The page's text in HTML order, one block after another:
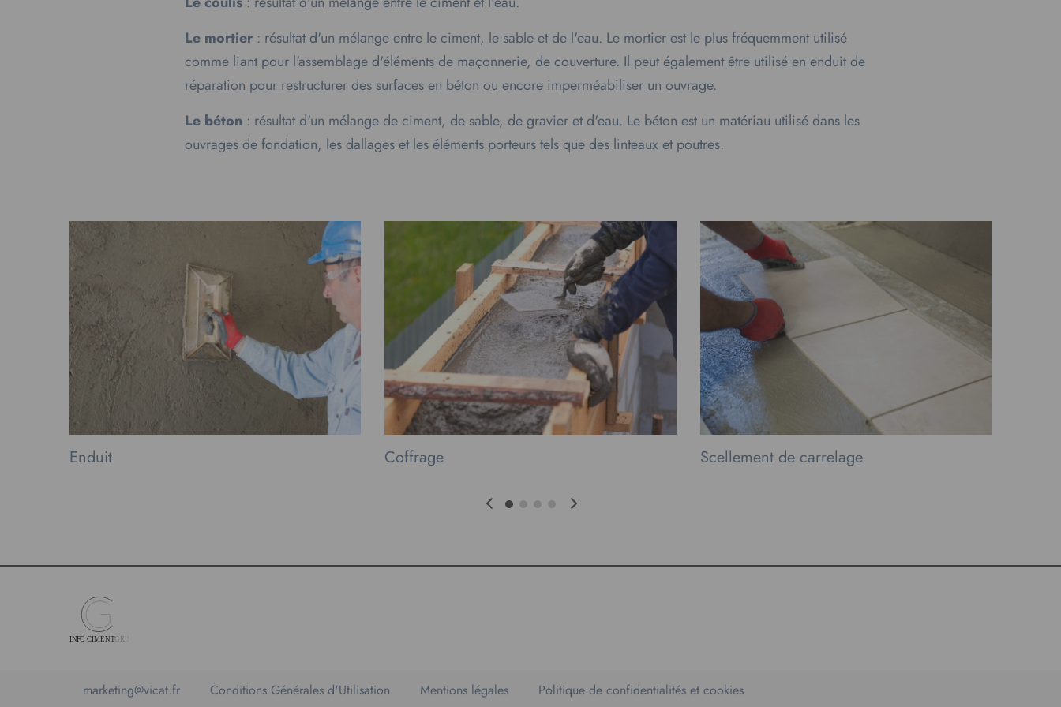
Le mortier : résultat d'un mélange entre le ciment, le sable et de l'eau. Le mortier est le plus fréquemment utilisé
comme liant pour l'assemblage d'éléments de maçonnerie, de couverture. Il peut également être utilisé en enduit de
réparation pour restructurer des surfaces en béton ou encore imperméabiliser un ouvrage.
Le béton : résultat d'un mélange de ciment, de sable, de gravier et d'eau. Le béton est un matériau utilisé dans les
ouvrages de fondation, les dallages et les éléments porteurs tels que des linteaux et poutres.
Enduit Coffrage Scellement de carrelage
marketing@vicat.fr Conditions Générales d'Utilisation Mentions légales Politique de confidentialités et cookies